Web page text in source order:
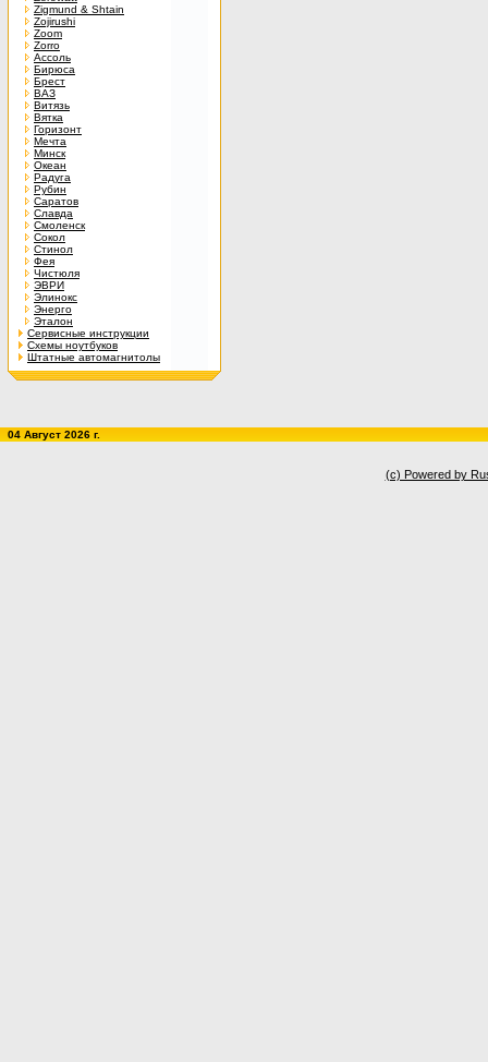
Zigmund & Shtain
Zojirushi
Zoom
Zorro
Ассоль
Бирюса
Брест
ВАЗ
Витязь
Вятка
Горизонт
Мечта
Минск
Океан
Радуга
Рубин
Саратов
Славда
Смоленск
Сокол
Стинол
Фея
Чистюля
ЭВРИ
Элинокс
Энерго
Эталон
Сервисные инструкции
Схемы ноутбуков
Штатные автомагнитолы
04 Август 2026 г.
(c) Powered by